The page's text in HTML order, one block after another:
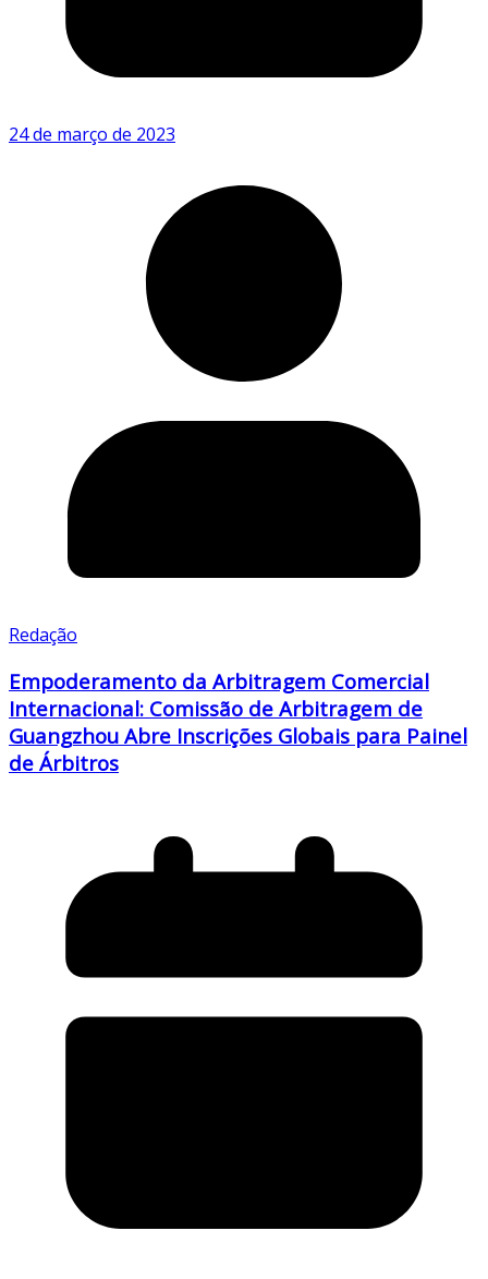
24 de março de 2023
Redação
Empoderamento da Arbitragem Comercial
Internacional: Comissão de Arbitragem de
Guangzhou Abre Inscrições Globais para Painel
de Árbitros